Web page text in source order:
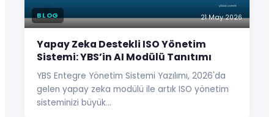
BLOG 21 May 2026
Yapay Zeka Destekli ISO Yönetim
Sistemi: YBS’in AI Modülü Tanıtımı
YBS Entegre Yönetim Sistemi Yazılımı, 2026'da
gelen yapay zeka modülü ile artık ISO yönetim
sisteminizi büyük…